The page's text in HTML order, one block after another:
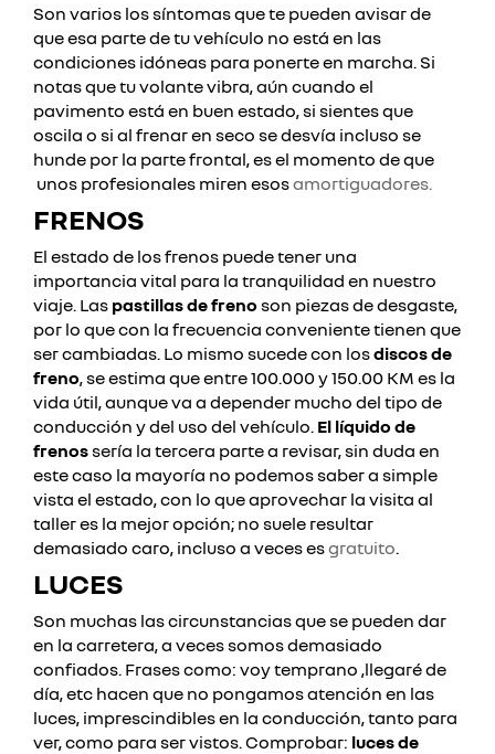
Son varios los síntomas que te pueden avisar de
que esa parte de tu vehículo no está en las
condiciones idóneas para ponerte en marcha. Si
notas que tu volante vibra, aún cuando el
pavimento está en buen estado, si sientes que
oscila o si al frenar en seco se desvía incluso se
hunde por la parte frontal, es el momento de que
unos profesionales miren esosamortiguadores.
FRENOS
El estado de los frenos puede tener una
importancia vital para la tranquilidad en nuestro
viaje. Las pastillas de freno son piezas de desgaste,
por lo que con la frecuencia conveniente tienen que
ser cambiadas. Lo mismo sucede con losdiscos de
freno, se estima que entre 100.000 y 150.00 KM es la
vida útil, aunque va a depender mucho del tipo de
conducción y del uso del vehículo. El líquido de
frenossería la tercera parte a revisar, sin duda en
este caso la mayoría no podemos saber a simple
vista el estado, con lo que aprovechar la visita al
taller es la mejor opción; no suele resultar
demasiado caro, incluso a veces esgratuito.
LUCES
Son muchas las circunstancias que se pueden dar
en la carretera, a veces somos demasiado
confiados. Frases como: voy temprano ,llegaré de
día, etc hacen que no pongamos atención en las
luces, imprescindibles en la conducción, tanto para
ver, como para ser vistos.Comprobar: luces de